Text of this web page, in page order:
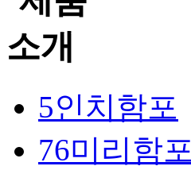
5인치함포
76미리함포